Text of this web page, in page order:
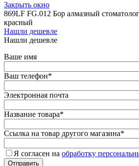
Закрыть окно
869LF FG.012 Бор алмазный
красный
Нашли дешевле
Нашли дешевле
Ваше имя
Ваш телефон*
Электронная почта
Название товара*
Ссылка на товар другого магазина*
Я согласен на обработку